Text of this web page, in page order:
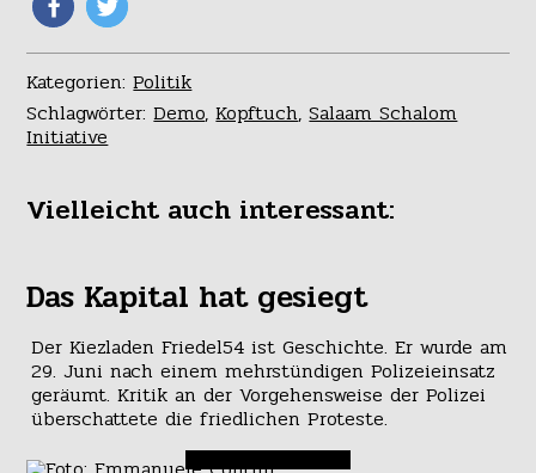
Kategorien:Politik
Schlagwörter:Demo,Kopftuch,Salaam Schalom
Initiative
Vielleicht auch interessant:
Das Kapital hat gesiegt
Der Kiezladen Friedel54 ist Geschichte. Er wurde am
29. Juni nach einem mehrstündigen Polizeieinsatz
geräumt. Kritik an der Vorgehensweise der Polizei
überschattete die friedlichen Proteste.